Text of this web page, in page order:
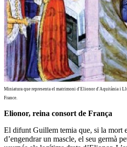
Miniatura que representa el matrimoni d'Elionor d'Aquitània i
France.
Elionor, reina consort de França
El difunt Guillem temia que, si la mort
d’engendrar un mascle, el seu germà